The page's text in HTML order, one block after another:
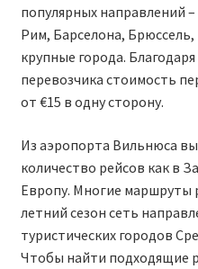
RYANAIR ТЕЛЬ-АВИВ,
RYANAIR УКРАИНА |
Ryanair Україна из Киева,
Херсона от € 15
RYANAIR.COM НА
Авиабилеты Ryanair на
популярных направлений
Рим, Барселона, Брюссель,
крупные города.
перевозчика стоимость
от €15 в одну сторону.
Из аэропорта Вильнюса
количество рейсов как в
Европу. Многие маршруты
летний сезон сеть
туристических городов
Чтобы найти подходящие